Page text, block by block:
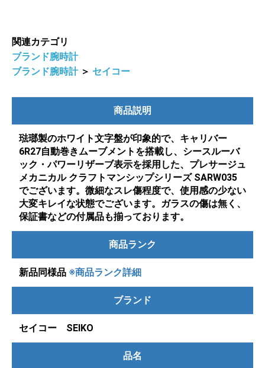
関連カテゴリ
ブランド腕時計
ブランド腕時計 ＞ セイコー
商品説明
琺瑯製のホワイト文字盤が印象的で、キャリバー
6R27自動巻きムーブメントを搭載し、シースルーバ
ック・パワーリザーブ表示を採用した、プレサージュ
メカニカル クラフトマンシップシリーズ SARW035
でございます。微細なスレ傷程度で、使用感の少ない
大変キレイな状態でございます。ガラスの傷は無く、
保証書などの付属品も揃っております。
商品ランク
新品同様品 ※商品ランク詳細
ブランド
セイコー SEIKO
品名